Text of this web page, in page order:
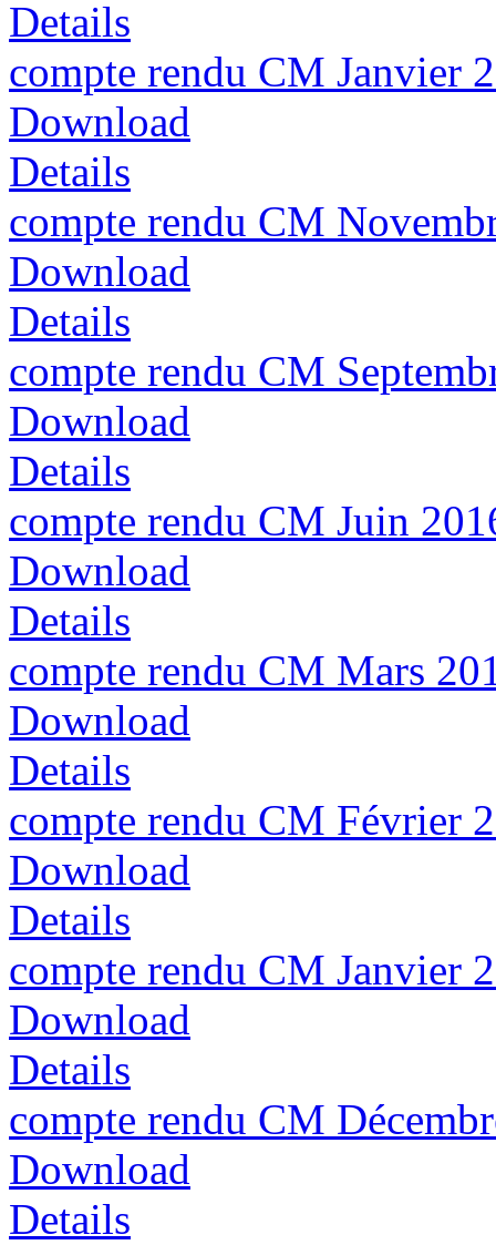
Details
compte rendu CM Janvier
Download
Details
compte rendu CM
Download
Details
compte rendu CM
Download
Details
compte rendu CM Juin
Download
Details
compte rendu CM Mars
Download
Details
compte rendu CM Février
Download
Details
compte rendu CM Janvier
Download
Details
compte rendu CM
Download
Details